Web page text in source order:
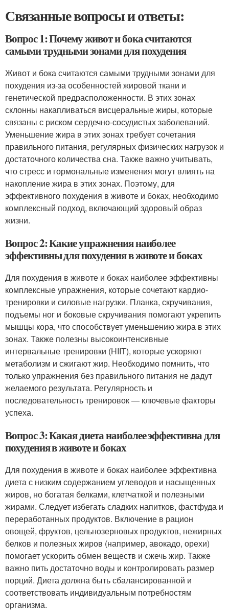
Связанные вопросы и ответы:
Вопрос 1: Почему живот и бока считаются
самыми трудными зонами для похудения
Живот и бока считаются самыми трудными зонами для
похудения из-за особенностей жировой ткани и
генетической предрасположенности. В этих зонах
склонны накапливаться висцеральные жиры, которые
связаны с риском сердечно-сосудистых заболеваний.
Уменьшение жира в этих зонах требует сочетания
правильного питания, регулярных физических нагрузок и
достаточного количества сна. Также важно учитывать,
что стресс и гормональные изменения могут влиять на
накопление жира в этих зонах. Поэтому, для
эффективного похудения в животе и боках, необходимо
комплексный подход, включающий здоровый образ
жизни.
Вопрос 2: Какие упражнения наиболее
эффективны для похудения в животе и боках
Для похудения в животе и боках наиболее эффективны
комплексные упражнения, которые сочетают кардио-
тренировки и силовые нагрузки. Планка, скручивания,
подъемы ног и боковые скручивания помогают укрепить
мышцы кора, что способствует уменьшению жира в этих
зонах. Также полезны высокоинтенсивные
интервальные тренировки (HIIT), которые ускоряют
метаболизм и сжигают жир. Необходимо помнить, что
только упражнения без правильного питания не дадут
желаемого результата. Регулярность и
последовательность тренировок — ключевые факторы
успеха.
Вопрос 3: Какая диета наиболее эффективна для
похудения в животе и боках
Для похудения в животе и боках наиболее эффективна
диета с низким содержанием углеводов и насыщенных
жиров, но богатая белками, клетчаткой и полезными
жирами. Следует избегать сладких напитков, фастфуда и
переработанных продуктов. Включение в рацион
овощей, фруктов, цельнозерновых продуктов, нежирных
белков и полезных жиров (например, авокадо, орехи)
помогает ускорить обмен веществ и сжечь жир. Также
важно пить достаточно воды и контролировать размер
порций. Диета должна быть сбалансированной и
соответствовать индивидуальным потребностям
организма.